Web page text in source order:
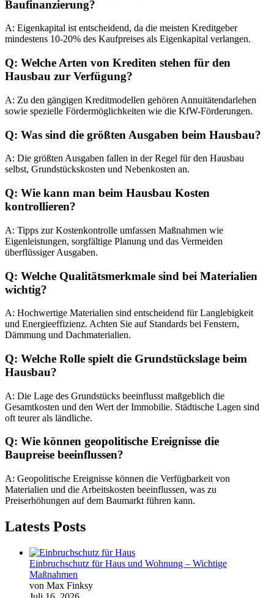
Baufinanzierung?
A: Eigenkapital ist entscheidend, da die meisten Kreditgeber
mindestens 10-20% des Kaufpreises als Eigenkapital verlangen.
Q: Welche Arten von Krediten stehen für den
Hausbau zur Verfügung?
A: Zu den gängigen Kreditmodellen gehören Annuitätendarlehen
sowie spezielle Fördermöglichkeiten wie die KfW-Förderungen.
Q: Was sind die größten Ausgaben beim Hausbau?
A: Die größten Ausgaben fallen in der Regel für den Hausbau
selbst, Grundstückskosten und Nebenkosten an.
Q: Wie kann man beim Hausbau Kosten
kontrollieren?
A: Tipps zur Kostenkontrolle umfassen Maßnahmen wie
Eigenleistungen, sorgfältige Planung und das Vermeiden
überflüssiger Ausgaben.
Q: Welche Qualitätsmerkmale sind bei Materialien
wichtig?
A: Hochwertige Materialien sind entscheidend für Langlebigkeit
und Energieeffizienz. Achten Sie auf Standards bei Fenstern,
Dämmung und Dachmaterialien.
Q: Welche Rolle spielt die Grundstückslage beim
Hausbau?
A: Die Lage des Grundstücks beeinflusst maßgeblich die
Gesamtkosten und den Wert der Immobilie. Städtische Lagen sind
oft teurer als ländliche.
Q: Wie können geopolitische Ereignisse die
Baupreise beeinflussen?
A: Geopolitische Ereignisse können die Verfügbarkeit von
Materialien und die Arbeitskosten beeinflussen, was zu
Preiserhöhungen auf dem Baumarkt führen kann.
Latests Posts
Einbruchschutz für Haus und Wohnung – Wichtige
Maßnahmen
von Max Finksy